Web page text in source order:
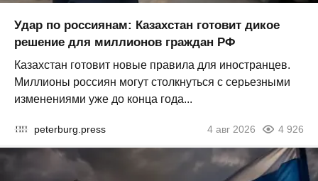
Удар по россиянам: Казахстан готовит дикое
решение для миллионов граждан РФ
Казахстан готовит новые правила для иностранцев.
Миллионы россиян могут столкнуться с серьезными
изменениями уже до конца года...
peterburg.press 4 авг 2026 4 926